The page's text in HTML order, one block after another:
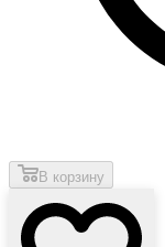
В корзину